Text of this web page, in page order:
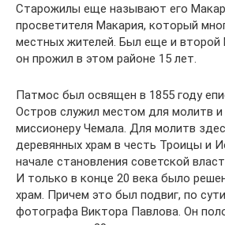
Старожилы еще называют его
просветителя Макария, который
местных жителей. Был еще и второй
он прожил в этом районе 15 лет.
Патмос был освящен в 1855 году
Остров служил местом для молитв и
миссионеру Чемала. Для молитв
деревянных храм в честь Троицы и
начале становления советской
И только в конце 20 века было
храм. Причем это был подвиг, по
фотографа Виктора Павлова. Он